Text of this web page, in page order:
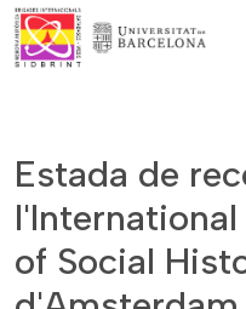
Estada de
of Social